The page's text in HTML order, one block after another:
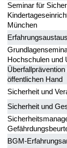
Seminar für
München
Hochschulen und
öffentlichen Hand
Sicherheit und
Sicherheit und
BGM-